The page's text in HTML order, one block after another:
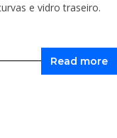
e vidro traseiro.
Read more